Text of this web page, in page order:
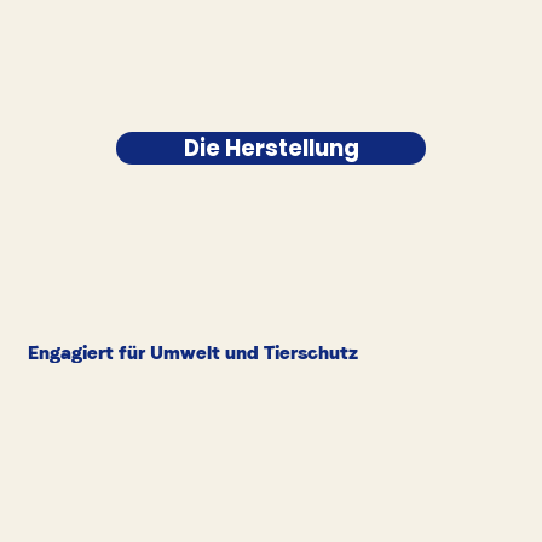
Die Herstellung
Engagiert für Umwelt und Tierschutz